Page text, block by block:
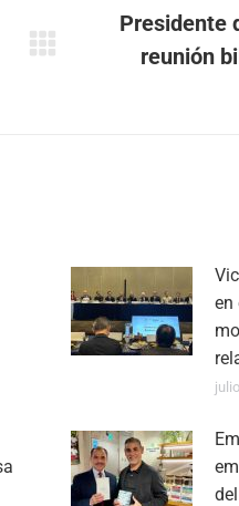
Publicación
Presidente
reunión
en